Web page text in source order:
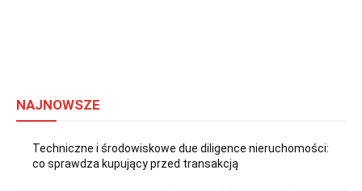
NAJNOWSZE
Techniczne i środowiskowe due diligence nieruchomości:
co sprawdza kupujący przed transakcją